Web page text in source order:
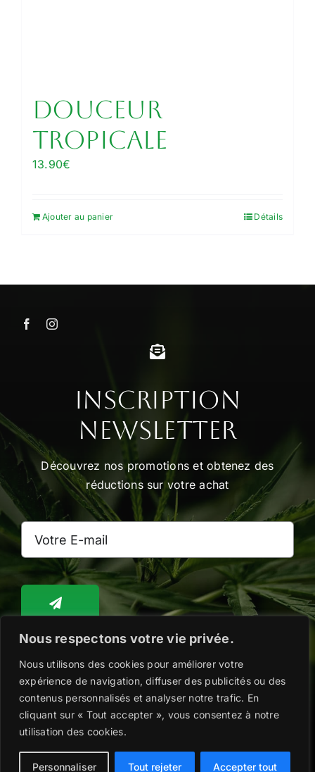
Nous respectons votre vie privée.
Nous utilisons des cookies pour améliorer votre
expérience de navigation, diffuser des publicités ou des
contenus personnalisés et analyser notre trafic. En
cliquant sur « Tout accepter », vous consentez à notre
utilisation des cookies.
Personnaliser Tout rejeter Accepter tout
Douceur
Tropicale
13.90€
Ajouter au panier Détails
Inscription
Newsletter
Découvrez nos promotions et obtenez des
réductions sur votre achat
Toggle
Navigation
WooCommerce Cart
Copyright @2026 | Mentions légales
Vente| Remis au goût du jour par#SooMarina